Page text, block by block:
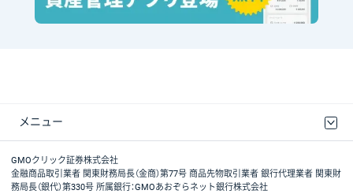
メニュー
取引規程・約款
最良執行方針
ディスクレイマー
リスク説明
GMOクリック証券ホームページ
GMOクリック証券株式会社
金融商品取引業者 関東財務局長（金商）第77号 商品先物取引業者 銀行代理業者 関東財
務局長（銀代）第330号 所属銀行：GMOあおぞらネット銀行株式会社